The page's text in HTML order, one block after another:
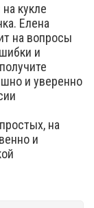
кукле
Елена
на вопросы
и
и уверенно
на
и